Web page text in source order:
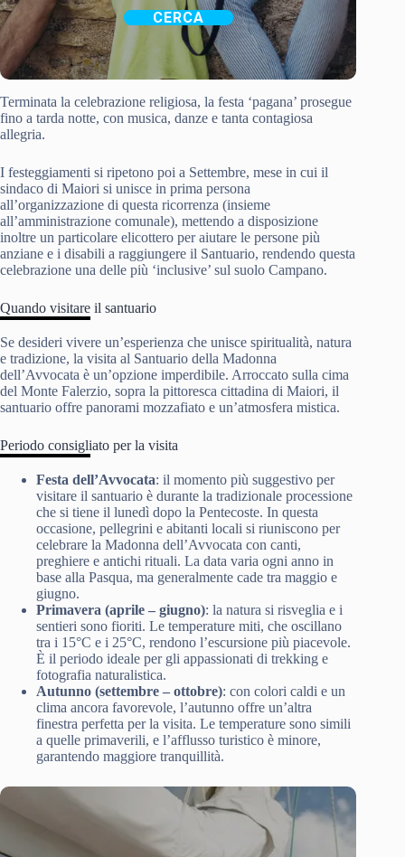
CERCA
Terminata la celebrazione religiosa, la festa ‘pagana’ prosegue
fino a tarda notte, con musica, danze e tanta contagiosa
allegria.
I festeggiamenti si ripetono poi a Settembre, mese in cui il
sindaco di Maiori si unisce in prima persona
all’organizzazione di questa ricorrenza (insieme
all’amministrazione comunale), mettendo a disposizione
inoltre un particolare elicottero per aiutare le persone più
anziane e i disabili a raggiungere il Santuario, rendendo questa
celebrazione una delle più ‘inclusive’ sul suolo Campano.
Quando visitare il santuario
Se desideri vivere un’esperienza che unisce spiritualità, natura
e tradizione, la visita al Santuario della Madonna
dell’Avvocata è un’opzione imperdibile. Arroccato sulla cima
del Monte Falerzio, sopra la pittoresca cittadina di Maiori, il
santuario offre panorami mozzafiato e un’atmosfera mistica.
Periodo consigliato per la visita
Festa dell’Avvocata: il momento più suggestivo per
visitare il santuario è durante la tradizionale processione
che si tiene il lunedì dopo la Pentecoste. In questa
occasione, pellegrini e abitanti locali si riuniscono per
celebrare la Madonna dell’Avvocata con canti,
preghiere e antichi rituali. La data varia ogni anno in
base alla Pasqua, ma generalmente cade tra maggio e
giugno.
Primavera (aprile – giugno): la natura si risveglia e i
sentieri sono fioriti. Le temperature miti, che oscillano
tra i 15°C e i 25°C, rendono l’escursione più piacevole.
È il periodo ideale per gli appassionati di trekking e
fotografia naturalistica.
Autunno (settembre – ottobre): con colori caldi e un
clima ancora favorevole, l’autunno offre un’altra
finestra perfetta per la visita. Le temperature sono simili
a quelle primaverili, e l’afflusso turistico è minore,
garantendo maggiore tranquillità.